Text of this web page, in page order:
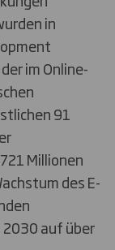
in
im Online-
91
Millionen
des E-
2030 auf über